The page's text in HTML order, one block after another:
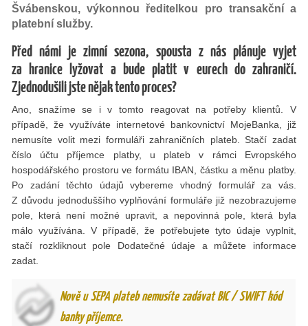
Švábenskou, výkonnou ředitelkou pro transakční a
platební služby.
Před námi je zimní sezona, spousta z nás plánuje vyjet
za hranice lyžovat a bude platit v eurech do zahraničí.
Zjednodušili jste nějak tento proces?
Ano, snažíme se i v tomto reagovat na potřeby klientů. V
případě, že využíváte internetové bankovnictví MojeBanka, již
nemusíte volit mezi formuláři zahraničních plateb. Stačí zadat
číslo účtu příjemce platby, u plateb v rámci Evropského
hospodářského prostoru ve formátu IBAN, částku a měnu platby.
Po zadání těchto údajů vybereme vhodný formulář za vás.
Z důvodu jednoduššího vyplňování formuláře již nezobrazujeme
pole, která není možné upravit, a nepovinná pole, která byla
málo využívána. V případě, že potřebujete tyto údaje vyplnit,
stačí rozkliknout pole Dodatečné údaje a můžete informace
zadat.
Nově u SEPA plateb nemusíte zadávat BIC / SWIFT kód
banky příjemce.